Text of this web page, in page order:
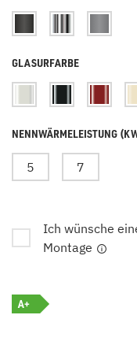
GLASURFARBE
NENNWÄRMELEISTUNG
5 7
Ich wünsche
Montage
A+